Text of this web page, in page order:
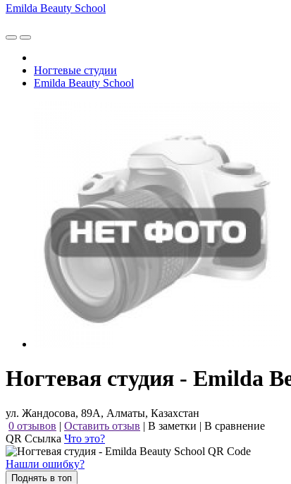
Emilda Beauty School
Ногтевые студии
Emilda Beauty School
Ногтевая студия - Emilda
ул. Жандосова, 89А, Алматы, Казахстан
0 отзывов | Оставить отзыв | В заметки | В сравнение
QR Ссылка Что это?
Нашли ошибку?
Поднять в топ